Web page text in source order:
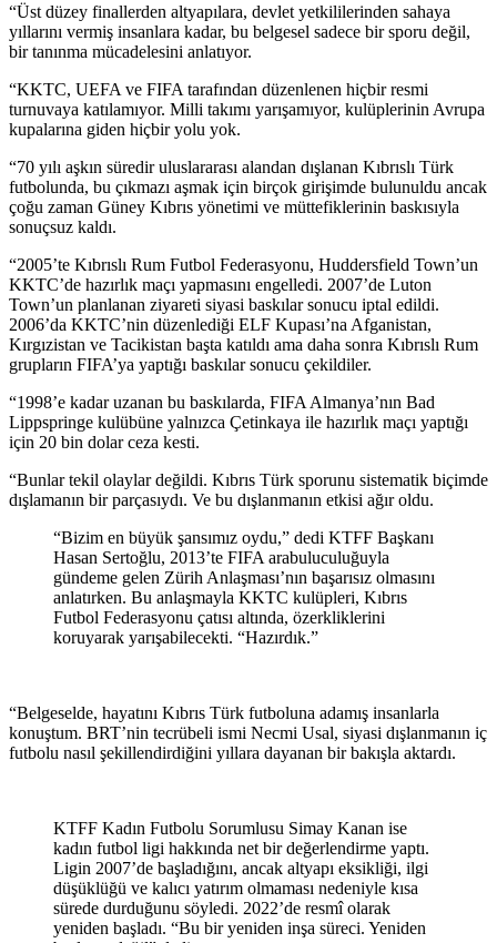
“Üst düzey finallerden altyapılara, devlet yetkililerinden sahaya
yıllarını vermiş insanlara kadar, bu belgesel sadece bir sporu değil,
bir tanınma mücadelesini anlatıyor.
“KKTC, UEFA ve FIFA tarafından düzenlenen hiçbir resmi
turnuvaya katılamıyor. Milli takımı yarışamıyor, kulüplerinin Avrupa
kupalarına giden hiçbir yolu yok.
“70 yılı aşkın süredir uluslararası alandan dışlanan Kıbrıslı Türk
futbolunda, bu çıkmazı aşmak için birçok girişimde bulunuldu ancak
çoğu zaman Güney Kıbrıs yönetimi ve müttefiklerinin baskısıyla
sonuçsuz kaldı.
“2005’te Kıbrıslı Rum Futbol Federasyonu, Huddersfield Town’un
KKTC’de hazırlık maçı yapmasını engelledi. 2007’de Luton
Town’un planlanan ziyareti siyasi baskılar sonucu iptal edildi.
2006’da KKTC’nin düzenlediği ELF Kupası’na Afganistan,
Kırgızistan ve Tacikistan başta katıldı ama daha sonra Kıbrıslı Rum
grupların FIFA’ya yaptığı baskılar sonucu çekildiler.
“1998’e kadar uzanan bu baskılarda, FIFA Almanya’nın Bad
Lippspringe kulübüne yalnızca Çetinkaya ile hazırlık maçı yaptığı
için 20 bin dolar ceza kesti.
“Bunlar tekil olaylar değildi. Kıbrıs Türk sporunu sistematik biçimde
dışlamanın bir parçasıydı. Ve bu dışlanmanın etkisi ağır oldu.
“Bizim en büyük şansımız oydu,” dedi KTFF Başkanı
Hasan Sertoğlu, 2013’te FIFA arabuluculuğuyla
gündeme gelen Zürih Anlaşması’nın başarısız olmasını
anlatırken. Bu anlaşmayla KKTC kulüpleri, Kıbrıs
Futbol Federasyonu çatısı altında, özerkliklerini
koruyarak yarışabilecekti. “Hazırdık.”
“Belgeselde, hayatını Kıbrıs Türk futboluna adamış insanlarla
konuştum. BRT’nin tecrübeli ismi Necmi Usal, siyasi dışlanmanın iç
futbolu nasıl şekillendirdiğini yıllara dayanan bir bakışla aktardı.
KTFF Kadın Futbolu Sorumlusu Simay Kanan ise
kadın futbol ligi hakkında net bir değerlendirme yaptı.
Ligin 2007’de başladığını, ancak altyapı eksikliği, ilgi
düşüklüğü ve kalıcı yatırım olmaması nedeniyle kısa
sürede durduğunu söyledi. 2022’de resmî olarak
yeniden başladı. “Bu bir yeniden inşa süreci. Yeniden